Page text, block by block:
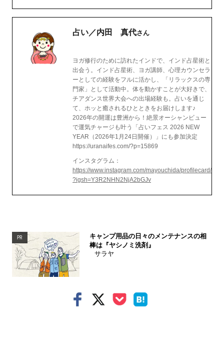
占い／内田 真代さん
ヨガ修行のために訪れたインドで、インド占星術と
出会う。インド占星術、ヨガ講師、心理カウンセラ
ーとしての経験をフルに活かし、「リラックスの専
門家」として活動中。体を動かすことが大好きで、
チアダンス世界大会への出場経験も。占いを通じ
て、ホッと癒されるひとときをお届けします♪
2026年の開運は豊洲から！絶景オーシャンビュー
で運気チャージも叶う「占いフェス 2026 NEW
YEAR（2026年1月24日開催）」にも参加決定
https://uranaifes.com/?p=15869
インスタグラム：
https://www.instagram.com/mayouchida/profilecard/
?igsh=Y3R2NHN2NjA2bGJv
PR
キャンプ用品の日々のメンテナンスの相
棒は『ヤシノミ洗剤』
サラヤ